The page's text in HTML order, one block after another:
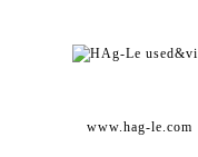
www.hag-le.com